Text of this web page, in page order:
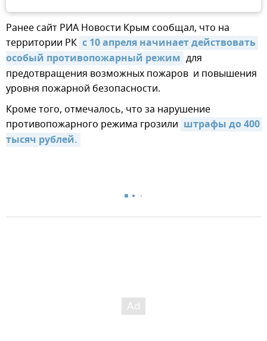
Ранее сайт РИА Новости Крым сообщал, что на
территории РК с 10 апреля начинает действовать
особый противопожарный режим для
предотвращения возможных пожаров и повышения
уровня пожарной безопасности.
Кроме того, отмечалось, что за нарушение
противопожарного режима грозили штрафы до 400
тысяч рублей.